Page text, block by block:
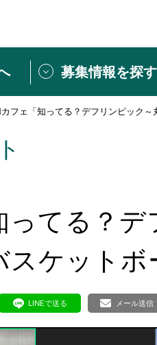
アをしたい方は
シーネットワークとは
募集情報を探す
フェ「知ってる？デフリンピック～
てる？デ
ケットボ
LINEで送る メール送信